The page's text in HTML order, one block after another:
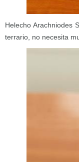
Helecho Arachniodes
terrario, no necesita